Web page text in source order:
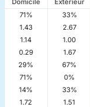
Domicile
Extérieur
71%
33%
1.43
2.67
1.14
1.00
0.29
1.67
29%
67%
71%
0%
14%
33%
1.72
1.51